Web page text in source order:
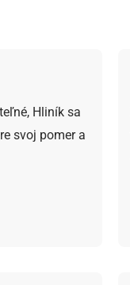
Hliník sa
svoj pomer a